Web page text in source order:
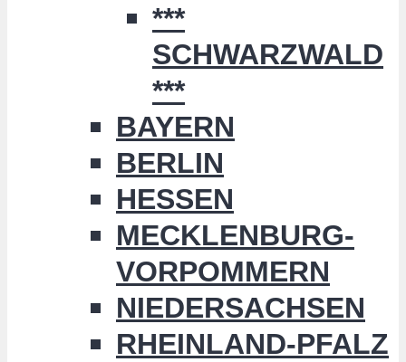
***
SCHWARZWALD
***
BAYERN
BERLIN
HESSEN
MECKLENBURG-
VORPOMMERN
NIEDERSACHSEN
RHEINLAND-PFALZ